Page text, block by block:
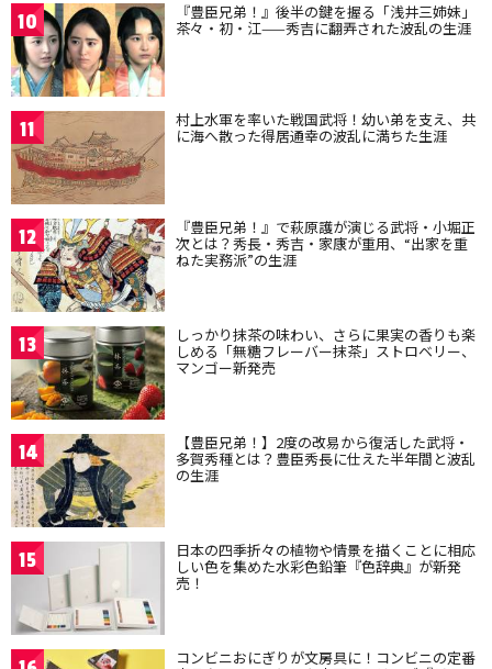
10 『豊臣兄弟！』後半の鍵を握る「浅井三姉妹」
茶々・初・江——秀吉に翻弄された波乱の生涯
11 村上水軍を率いた戦国武将！幼い弟を支え、共
に海へ散った得居通幸の波乱に満ちた生涯
12 『豊臣兄弟！』で萩原護が演じる武将・小堀正
次とは？秀長・秀吉・家康が重用、“出家を重
ねた実務派”の生涯
13 しっかり抹茶の味わい、さらに果実の香りも楽
しめる「無糖フレーバー抹茶」ストロベリー、
マンゴー新発売
14 【豊臣兄弟！】2度の改易から復活した武将・
多賀秀種とは？豊臣秀長に仕えた半年間と波乱
の生涯
15 日本の四季折々の植物や情景を描くことに相応
しい色を集めた水彩色鉛筆『色辞典』が新発
売！
コンビニおにぎりが文房具に！コンビニの定番